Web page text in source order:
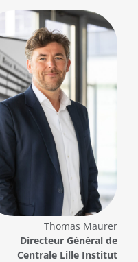
Thomas Maurer
Directeur Généralde
Centrale Lille Institut